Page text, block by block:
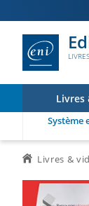
Livres
Système
Livres &